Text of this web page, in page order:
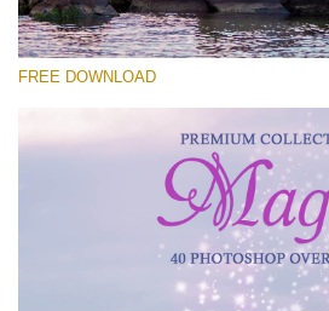
Magic Collection
(40 Overlays)
Luxury Wedding
Large 6000*4000px
Entire Collection
FREE DOWNLOAD